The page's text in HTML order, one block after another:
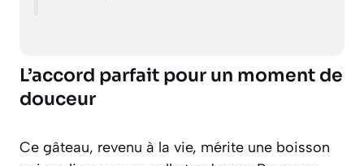
L’accord parfait pour un moment de
douceur
Ce gâteau, revenu à la vie, mérite une boisson